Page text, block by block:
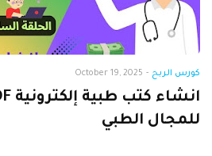
كورس الربح -
October 19, 2025
للمجال الطبي